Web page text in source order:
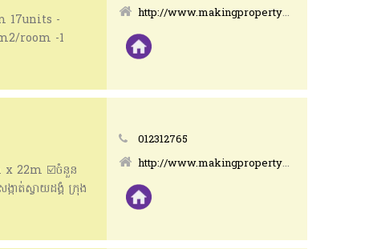
17units -
room -1
http://www.makingpropertyeasy.com
x 22m ☑️ចំនួន
ាត់ស្វាយដង្គំ ក្រុង
012312765
http://www.makingpropertyeasy.com